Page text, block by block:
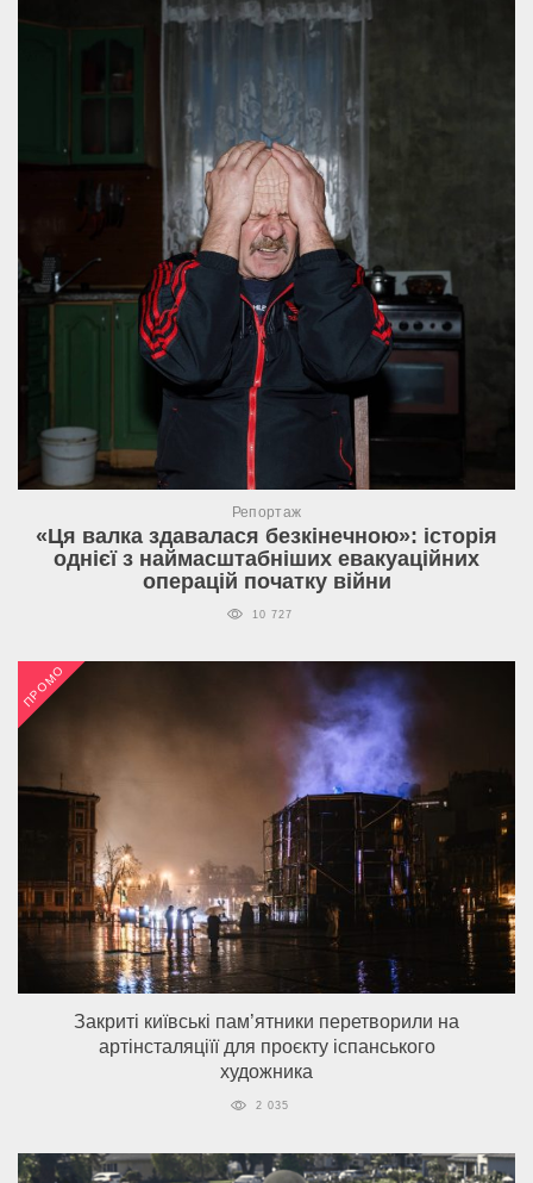
Репортаж
«Ця валка здавалася безкінечною»: історія
однієї з наймасштабніших евакуаційних
операцій початку війни
10 727
ПРОМО
Закриті київські пам’ятники перетворили на
артінсталяціїї для проєкту іспанського
художника
2 035